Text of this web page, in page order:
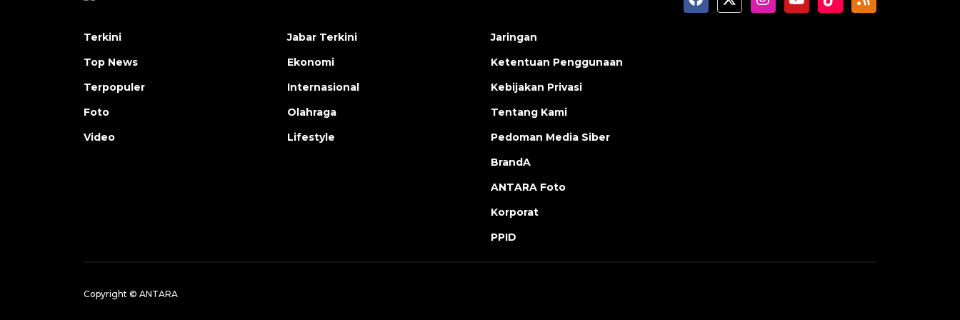
Terkini
Top News
Terpopuler
Foto
Video
Jabar Terkini
Ekonomi
Internasional
Olahraga
Lifestyle
Jaringan
Ketentuan Penggunaan
Kebijakan Privasi
Tentang Kami
Pedoman Media Siber
BrandA
ANTARA Foto
Korporat
PPID
Copyright © ANTARA